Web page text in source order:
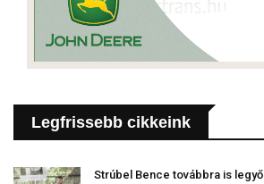
Legfrissebb cikkeink
Strúbel Bence továbbra is